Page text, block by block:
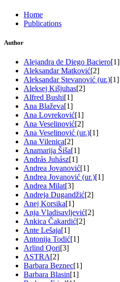
Home
Publications
Author
Alejandra de Diego Baciero[1]
Aleksandar Matković[2]
Aleksandar Stevanović (ur.)[1]
Aleksej Kišjuhas[2]
Alfred Bushi[1]
Ana Blaževa[1]
Ana Lovreković[1]
Ana Veselinović[2]
Ana Veselinović (ur.)[1]
Ana Vilenica[2]
Anamarija Šiša[1]
András Juhász[1]
Andrea Jovanović[1]
Andrea Jovanović (ur.)[1]
Andrea Milat[3]
Andreja Dugandžić[2]
Anej Korsika[1]
Anja Vladisavljević[2]
Ankica Čakardić[2]
Ante Lešaja[1]
Antonija Todić[1]
Arlind Qori[3]
ASTRA[2]
Barbara Beznec[1]
Barbara Blasin[1]